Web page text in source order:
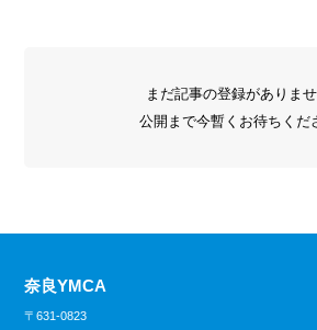
まだ記事の登録がありませ
公開まで今暫くお待ちくだ
奈良YMCA
〒631-0823